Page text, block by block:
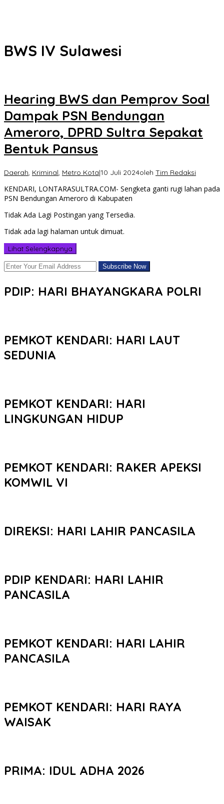
BWS IV Sulawesi
Hearing BWS dan Pemprov Soal
Dampak PSN Bendungan
Ameroro, DPRD Sultra Sepakat
Bentuk Pansus
Daerah, Kriminal, Metro Kota|10 Juli 2024oleh Tim Redaksi
KENDARI, LONTARASULTRA.COM- Sengketa ganti rugi lahan pada
PSN Bendungan Ameroro di Kabupaten
Tidak Ada Lagi Postingan yang Tersedia.
Tidak ada lagi halaman untuk dimuat.
Lihat Selengkapnya
PDIP: HARI BHAYANGKARA POLRI
PEMKOT KENDARI: HARI LAUT
SEDUNIA
PEMKOT KENDARI: HARI
LINGKUNGAN HIDUP
PEMKOT KENDARI: RAKER APEKSI
KOMWIL VI
DIREKSI: HARI LAHIR PANCASILA
PDIP KENDARI: HARI LAHIR
PANCASILA
PEMKOT KENDARI: HARI LAHIR
PANCASILA
PEMKOT KENDARI: HARI RAYA
WAISAK
PRIMA: IDUL ADHA 2026